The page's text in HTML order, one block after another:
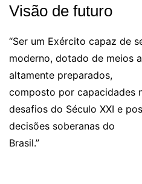
Visão de futuro
“Ser um Exército capaz de
moderno, dotado de meios
altamente preparados,
composto por capacidades
desafios do Século XXI e
decisões soberanas do
Brasil.”